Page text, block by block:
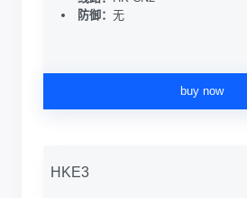
防御： 无
buy now
HKE3